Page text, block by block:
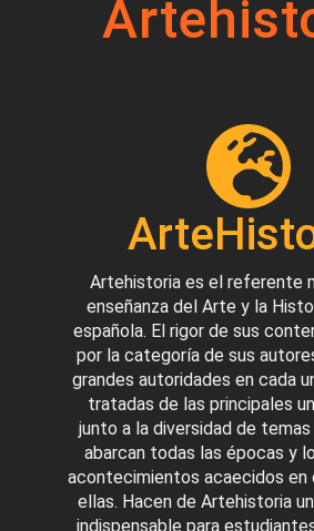
Artehistoria es el referente
enseñanza del Arte y la
española. El rigor de sus
por la categoría de sus
grandes autoridades en cada
tratadas de las principales
junto a la diversidad de
abarcan todas las épocas y
acontecimientos acaecidos en
ellas. Hacen de Artehistoria
indispensable para